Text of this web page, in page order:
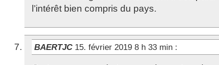
l’intérêt bien compris du pays.
BAERTJC 15. février 2019 8 h 33 min :